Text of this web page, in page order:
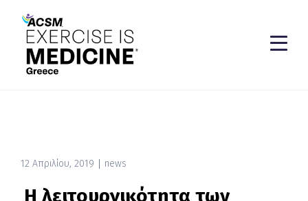
12 Απριλίου, 2019 news
Η λειτουργικότητα των